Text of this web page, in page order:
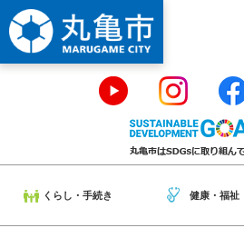
ー
ジ
の
。
ニ
ュ
ー
て
くらし・手続き 健康・福祉